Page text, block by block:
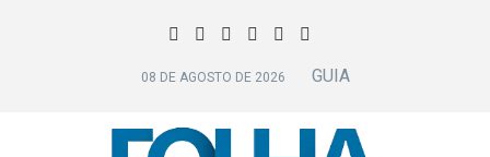
08 DE AGOSTO DE 2026 GUIA